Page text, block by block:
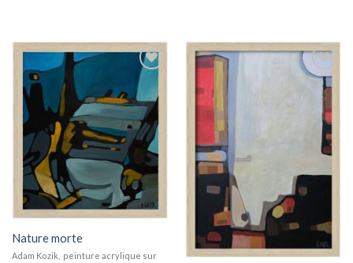
Add to
wishlist
Nature morte
Adam Kozik, peinture acrylique sur
Add to
wishlist